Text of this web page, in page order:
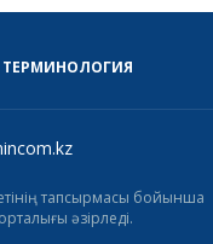
ТЕРМИНОЛОГИЯ
тапсырмасы бойынша
әзірледі.